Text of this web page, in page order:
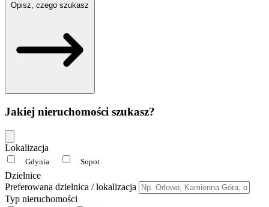
Opisz, czego szukasz
Jakiej nieruchomości szukasz?
Lokalizacja
Gdynia Sopot
Dzielnice
Preferowana dzielnica / lokalizacja
Typ nieruchomości